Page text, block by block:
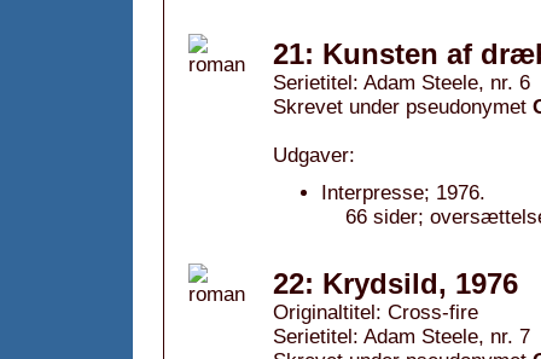
21: Kunsten af
Serietitel: Adam Steele, nr. 6
Skrevet under pseudonymet
Udgaver:
Interpresse; 1976.
66 sider;
22: Krydsild, 1976
Originaltitel: Cross-fire
Serietitel: Adam Steele, nr. 7